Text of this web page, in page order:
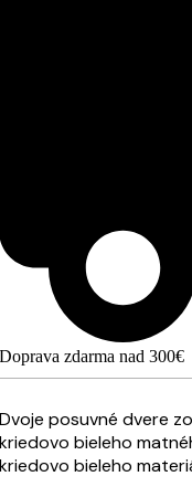
Doprava zdarma nad 300€
Dvoje posuvné dvere
kriedovo bieleho
kriedovo bieleho